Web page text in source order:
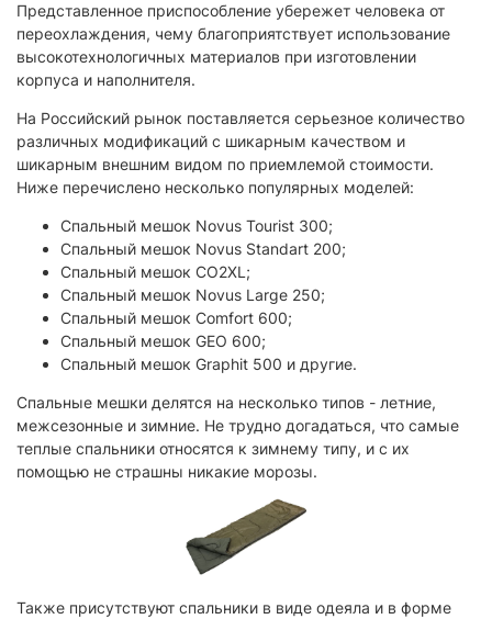
Представленное приспособление убережет человека от
переохлаждения, чему благоприятствует использование
высокотехнологичных материалов при изготовлении
корпуса и наполнителя.
На Российский рынок поставляется серьезное количество
различных модификаций с шикарным качеством и
шикарным внешним видом по приемлемой стоимости.
Ниже перечислено несколько популярных моделей:
Спальный мешок Novus Tourist 300;
Спальный мешок Novus Standart 200;
Спальный мешок CO2XL;
Спальный мешок Novus Large 250;
Спальный мешок Comfort 600;
Спальный мешок GEO 600;
Спальный мешок Graphit 500 и другие.
Спальные мешки делятся на несколько типов - летние,
межсезонные и зимние. Не трудно догадаться, что самые
теплые спальники относятся к зимнему типу, и с их
помощью не страшны никакие морозы.
Также присутствуют спальники в виде одеяла и в форме